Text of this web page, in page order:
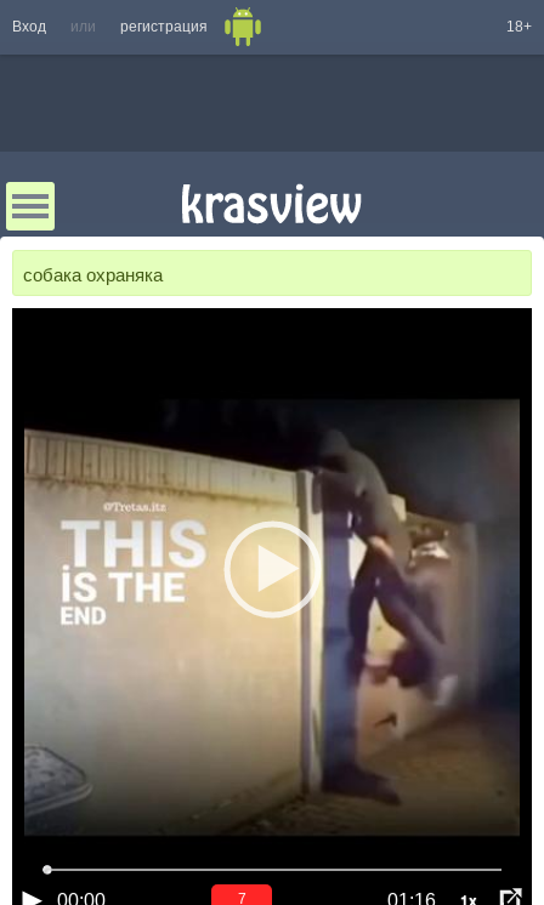
Вход или регистрация 18+
собака охраняка
00:00 01:16 1x
6